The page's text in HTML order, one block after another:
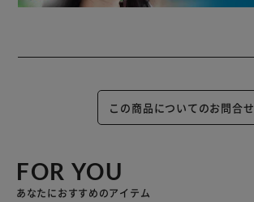
この商品についてのお問合せ
FOR YOU
あなたにおすすめのアイテム